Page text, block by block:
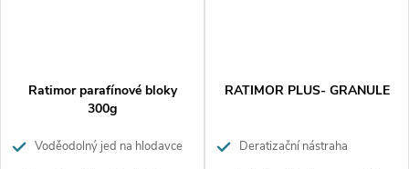
Ratimor parafínové bloky
300g
Voděodolný jed na hlodavce
RATIMOR PLUS- GRANULE
Deratizační nástraha